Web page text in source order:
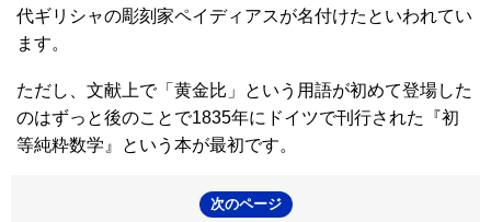
代ギリシャの彫刻家ペイディアスが名付けたといわれてい
ます。
ただし、文献上で「黄金比」という用語が初めて登場した
のはずっと後のことで1835年にドイツで刊行された『初
等純粋数学』という本が最初です。
次のページ